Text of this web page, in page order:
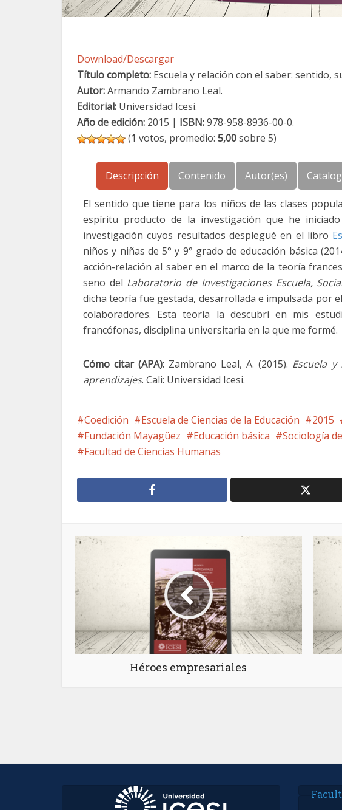
Download/Descargar
Título completo: Escuela y relación con el saber: sentido,
Autor:Armando Zambrano Leal.
Editorial: Universidad Icesi.
Año de edición: 2015 | ISBN:978-958-8936-00-0.
(1 votos, promedio: 5,00sobre 5)
Descripción Contenido Autor(es)
El sentido que tiene para los niños de las clases
espíritu producto de la investigación que he
investigación cuyos resultados desplegué en el libro
niños y niñas de 5° y 9° grado de educación básica
acción-relación al saber en el marco de la teoría
seno del Laboratorio de Investigaciones Escuela,
dicha teoría fue gestada, desarrollada e impulsada por
colaboradores. Esta teoría la descubrí en mis
francófonas, disciplina universitaria en la que me formé.
Cómo citar (APA): Zambrano Leal, A. (2015). Escuela
aprendizajes. Cali: Universidad Icesi.
Coedición Escuela de Ciencias de la Educación 2015
Fundación Mayagüez
Educación básica Sociología
Facultad de Ciencias Humanas
Héroes empresariales